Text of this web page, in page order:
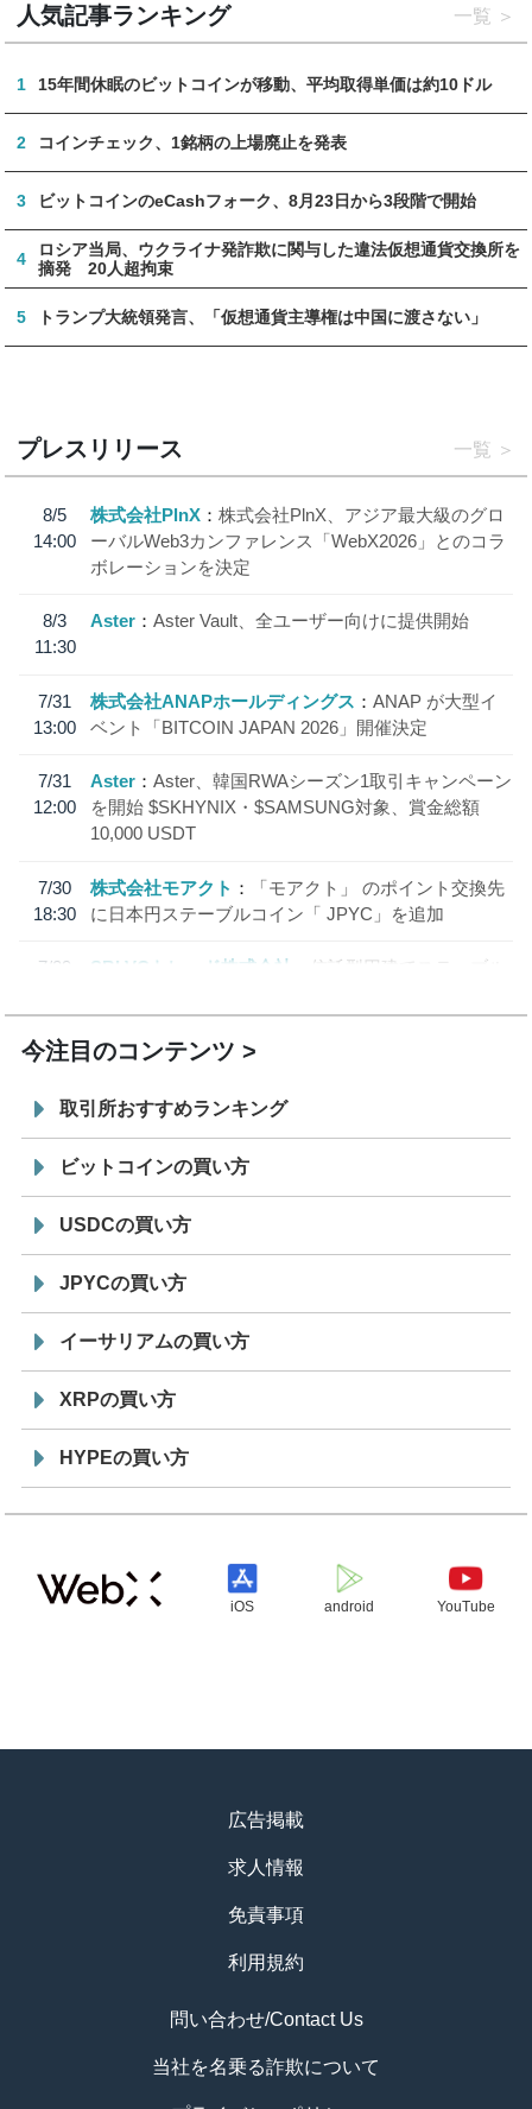
人気記事ランキング 一覧
1 15年間休眠のビットコインが移動、平均取得単価は約10ドル
2 コインチェック、1銘柄の上場廃止を発表
3 ビットコインのeCashフォーク、8月23日から3段階で開始
4
ロシア当局、ウクライナ発詐欺に関与した違法仮想通貨交換所を
摘発 20人超拘束
5 トランプ大統領発言、「仮想通貨主導権は中国に渡さない」
プレスリリース 一覧
8/5
14:00
株式会社PlnX
株式会社PlnX、アジア最大級のグロ
ーバルWeb3カンファレンス「WebX2026」とのコラ
ボレーションを決定
8/3
11:30
Aster Aster Vault、全ユーザー向けに提供開始
7/31
13:00
株式会社ANAPホールディングス
ANAP が大型イ
ベント「BITCOIN JAPAN 2026」開催決定
7/31
12:00
Aster
Aster、韓国RWAシーズン1取引キャンペーン
を開始 $SKHYNIX・$SAMSUNG対象、賞金総額
10,000 USDT
7/30
18:30
株式会社モアクト
「モアクト」 のポイント交換先
に日本円ステーブルコイン「 JPYC」を追加
7/29
SBI VCトレード株式会社
信託型円建てステーブル
今注目のコンテンツ
取引所おすすめランキング
ビットコインの買い方
USDCの買い方
JPYCの買い方
イーサリアムの買い方
XRPの買い方
HYPEの買い方
iOS android YouTube
広告掲載
求人情報
免責事項
利用規約
問い合わせ/Contact Us
当社を名乗る詐欺について